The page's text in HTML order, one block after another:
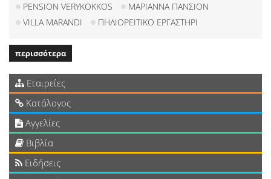
PENSION VERYKOKKOS
ΜΑΡΙΑΝΝΑ ΠΑΝΣΙΟΝ
VILLA MARANDI
ΠΗΛΙΟΡΕΙΤΙΚΟ ΕΡΓΑΣΤΗΡΙ
περισσότερα
Εταιρείες
Κατάλογος
Αγγελίες
Βιβλία
Ειδήσεις